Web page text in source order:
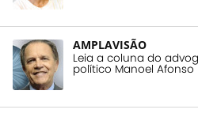
AMPLAVISÃO
Leia a coluna do
político Manoel Afonso